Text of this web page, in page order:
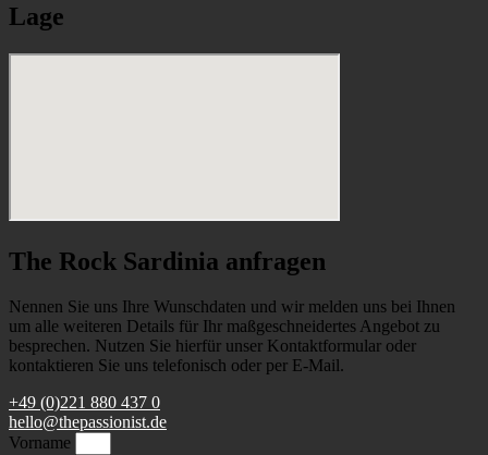
Lage
The Rock Sardinia anfragen
Nennen Sie uns Ihre Wunschdaten und wir melden uns bei Ihnen
um alle weiteren Details für Ihr maßgeschneidertes Angebot zu
besprechen. Nutzen Sie hierfür unser Kontaktformular oder
kontaktieren Sie uns telefonisch oder per E-Mail.
+49 (0)221 880 437 0
hello@thepassionist.de
Vorname